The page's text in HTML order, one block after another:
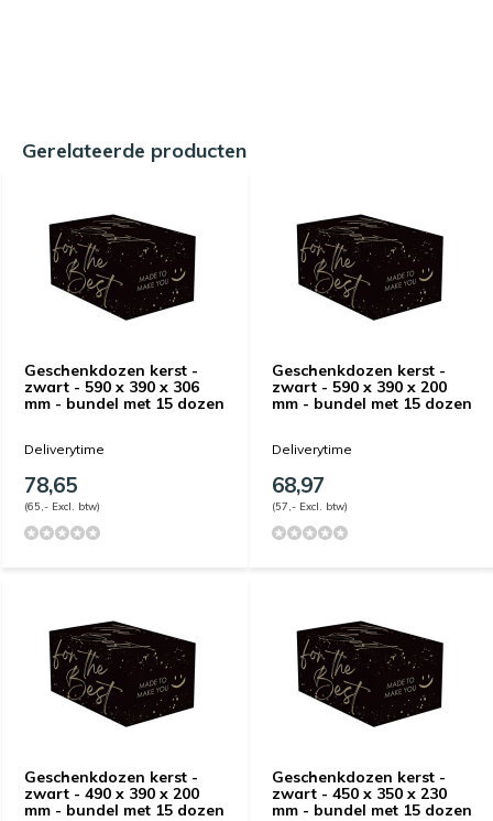
Gerelateerde producten
Geschenkdozen kerst -
zwart - 590 x 390 x 306
mm - bundel met 15 dozen
Deliverytime
78,65
(65,- Excl. btw)
Geschenkdozen kerst -
zwart - 590 x 390 x 200
mm - bundel met 15 dozen
Deliverytime
68,97
(57,- Excl. btw)
Geschenkdozen kerst -
zwart - 490 x 390 x 200
mm - bundel met 15 dozen
Geschenkdozen kerst -
zwart - 450 x 350 x 230
mm - bundel met 15 dozen